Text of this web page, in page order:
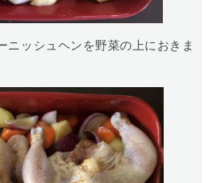
ニッシュヘンを野菜の上におきま